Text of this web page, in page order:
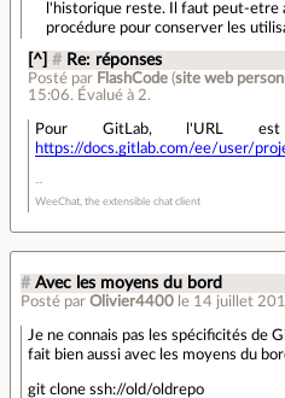
l'historique reste. Il faut peut-etre
procédure pour conserver les
[^] # Re: réponses
Posté par FlashCode (site web
15:06. Évalué à 2.
Pour GitLab, l'URL
https://docs.gitlab.com/ee/user/
WeeChat, the extensible chat client
# Avec les moyens du bord
Posté par Olivier4400 le 14 juillet
Je ne connais pas les spécificités de
fait bien aussi avec les moyens du
git clone ssh://old/oldrepo